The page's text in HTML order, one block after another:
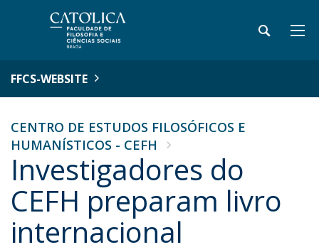
FFCS-WEBSITE
CENTRO DE ESTUDOS FILOSÓFICOS E
HUMANÍSTICOS - CEFH
Investigadores do
CEFH preparam livro
internacional